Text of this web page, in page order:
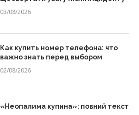
03/08/2026
Как купить номер телефона: что
важно знать перед выбором
02/08/2026
«Неопалима купина»: повний текст